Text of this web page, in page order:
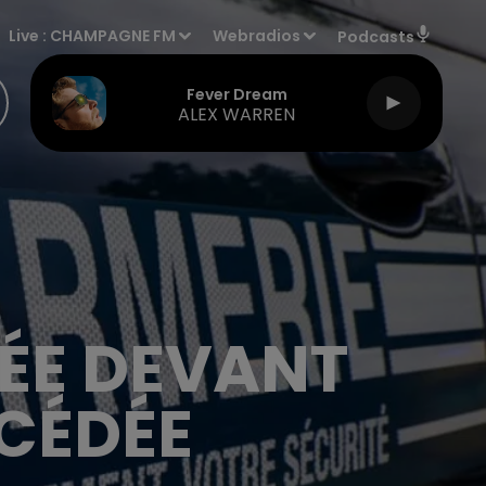
Live : CHAMPAGNE FM Webradios Podcasts
Fever Dream
ALEX WARREN
DEVANT